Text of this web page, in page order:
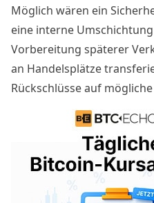
Möglich wären ein
eine interne
Vorbereitung späterer
an Handelsplätze
Rückschlüsse auf